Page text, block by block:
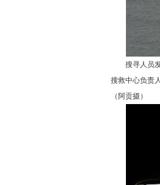
搜寻人员发
搜救中心负责
（阿贡摄）